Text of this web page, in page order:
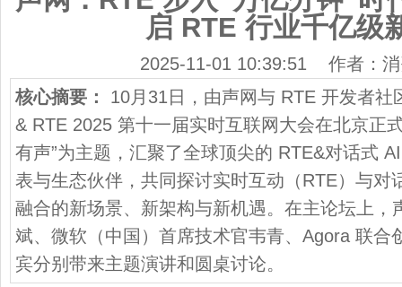
启 RTE 行业千亿级
2025-11-01 10:39:51 作者：消
核心摘要：
10月31日，由声网与 RTE 开发者社
& RTE 2025 第十一届实时互联网大会在北京正
有声”为主题，汇聚了全球顶尖的 RTE&对话式
表与生态伙伴，共同探讨实时互动（RTE）与对
融合的新场景、新架构与新机遇。在主论坛上，
斌、微软（中国）首席技术官韦青、Agora 联合
宾分别带来主题演讲和圆桌讨论。